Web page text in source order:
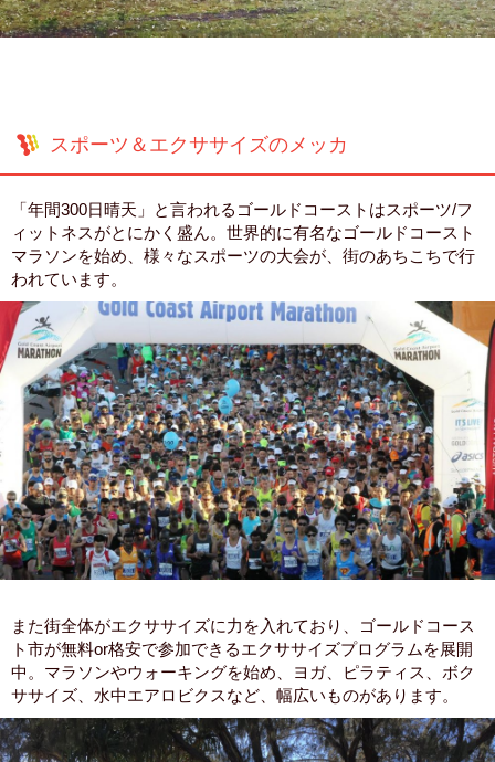
スポーツ＆エクササイズのメッカ
「年間300日晴天」と言われるゴールドコーストはスポーツ/フ
ィットネスがとにかく盛ん。世界的に有名なゴールドコースト
マラソンを始め、様々なスポーツの大会が、街のあちこちで行
われています。
また街全体がエクササイズに力を入れており、ゴールドコース
ト市が無料or格安で参加できるエクササイズプログラムを展開
中。マラソンやウォーキングを始め、ヨガ、ピラティス、ボク
ササイズ、水中エアロビクスなど、幅広いものがあります。